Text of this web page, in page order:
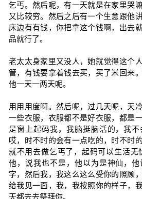
乞丐。然后呢，有一天就是在家里哭
又比较穷。然后之后有一个生意跟他
床边有有钱，你把拿这个钱啊，出去
品就行了。
老太太身家里又没人，她就觉得这个
管，有钱要拿着钱去买，买了米回来
他一天一两天呢。
用用用度啊。然后呢，过几天呢，天
一些衣服，衣服都不是好衣服，都是
是窗上起码我，我脑挺脑活的，我不
哎，时不时的会有一点吃的，时不时
就不用去做乞丐了，起码可以生活无
他，说我也不是，他以为是神仙，
字，然后我，我这么这么受你的照顾
给我见一面，我，我按照你的样子，
天都去去祭拜你。